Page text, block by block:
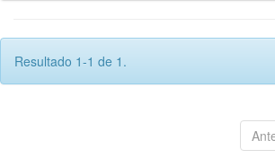
Resultado 1-1 de 1.